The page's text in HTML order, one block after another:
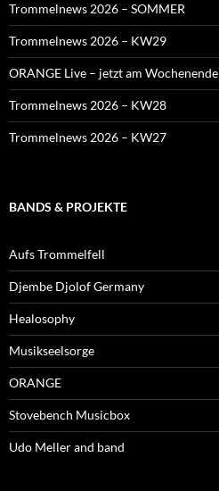
Trommelnews 2026 – SOMMER
Trommelnews 2026 – KW29
ORANGE Live – jetzt am Wochenende
Trommelnews 2026 – KW28
Trommelnews 2026 – KW27
BANDS & PROJEKTE
Aufs Trommelfell
Djembe Djolof Germany
Healosophy
Musikseelsorge
ORANGE
Stovebench Musicbox
Udo Meller and band